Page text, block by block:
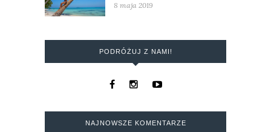
8 maja 2019
PODRÓŻUJ Z NAMI!
NAJNOWSZE KOMENTARZE